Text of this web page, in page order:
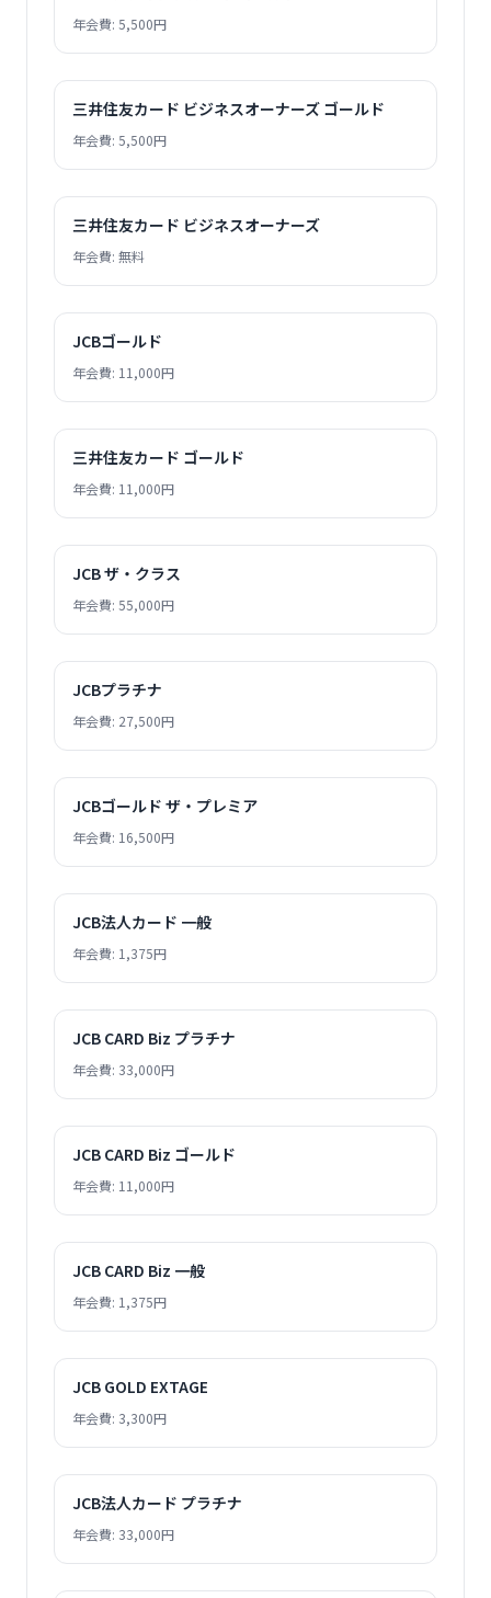
年会費: 5,500円
三井住友カード ビジネスオーナーズ ゴールド
年会費: 5,500円
三井住友カード ビジネスオーナーズ
年会費: 無料
JCBゴールド
年会費: 11,000円
三井住友カード ゴールド
年会費: 11,000円
JCB ザ・クラス
年会費: 55,000円
JCBプラチナ
年会費: 27,500円
JCBゴールド ザ・プレミア
年会費: 16,500円
JCB法人カード 一般
年会費: 1,375円
JCB CARD Biz プラチナ
年会費: 33,000円
JCB CARD Biz ゴールド
年会費: 11,000円
JCB CARD Biz 一般
年会費: 1,375円
JCB GOLD EXTAGE
年会費: 3,300円
JCB法人カード プラチナ
年会費: 33,000円